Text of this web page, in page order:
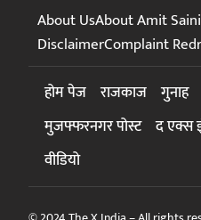
About UsAbout Amit Saini
DisclaimerComplaint
होम पेज राजकाज गुनाह
मुजफ्फरनगर पोस्ट द एक्स
वीडियो